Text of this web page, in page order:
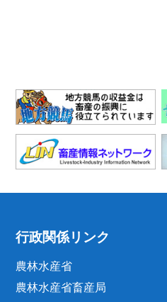
行政関係リンク
農林水産省
農林水産省畜産局